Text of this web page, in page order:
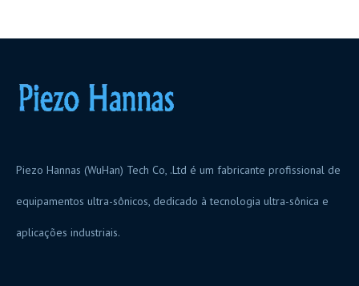
Piezo Hannas (WuHan) Tech Co, .Ltd é um fabricante profissional de
equipamentos ultra-sônicos, dedicado à tecnologia ultra-sônica e
aplicações industriais.